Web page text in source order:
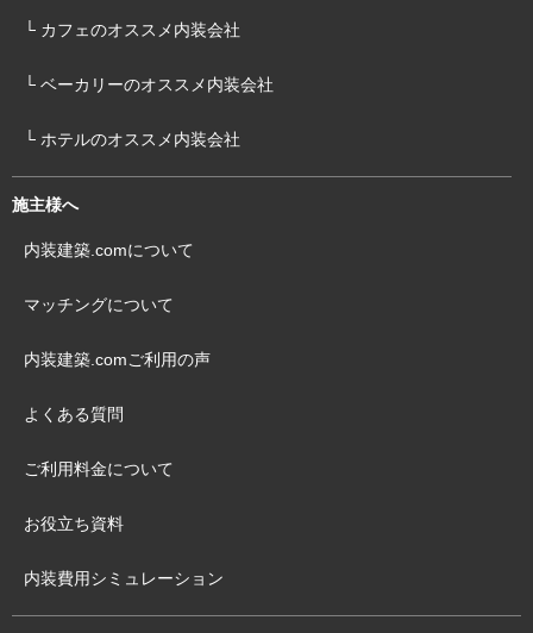
└ カフェのオススメ内装会社
└ ベーカリーのオススメ内装会社
└ ホテルのオススメ内装会社
施主様へ
内装建築.comについて
マッチングについて
内装建築.comご利用の声
よくある質問
ご利用料金について
お役立ち資料
内装費用シミュレーション